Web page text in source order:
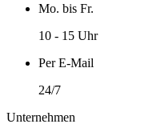
Mo. bis Fr.
10 - 15 Uhr
Per E-Mail
24/7
Unternehmen